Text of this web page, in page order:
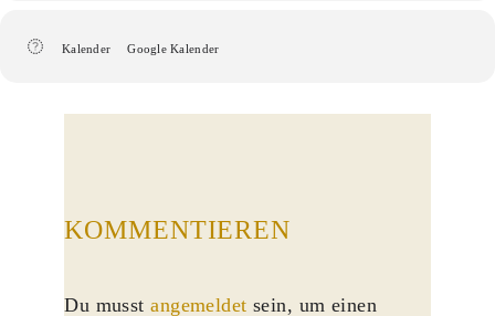
Kalender Google Kalender
KOMMENTIEREN
Du musstangemeldet sein, um einen